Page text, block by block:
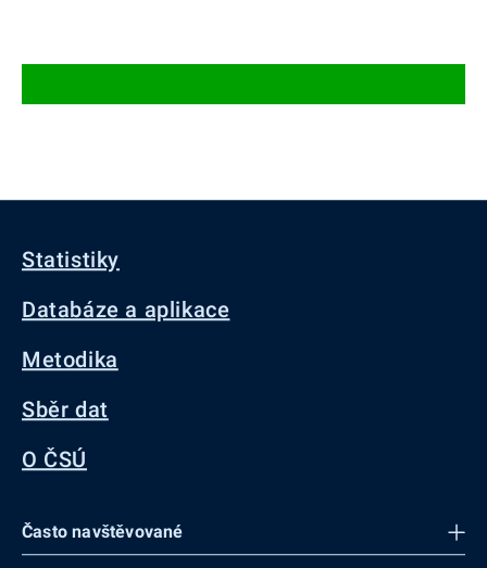
Statistiky
Databáze a aplikace
Metodika
Sběr dat
O ČSÚ
Často navštěvované